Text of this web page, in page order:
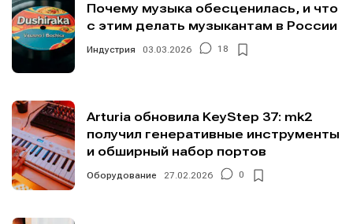
Почему музыка обесценилась, и что
с этим делать музыкантам в России
Индустрия 03.03.2026 18
Arturia обновила KeyStep 37: mk2
получил генеративные инструменты
и обширный набор портов
Оборудование 27.02.2026 0